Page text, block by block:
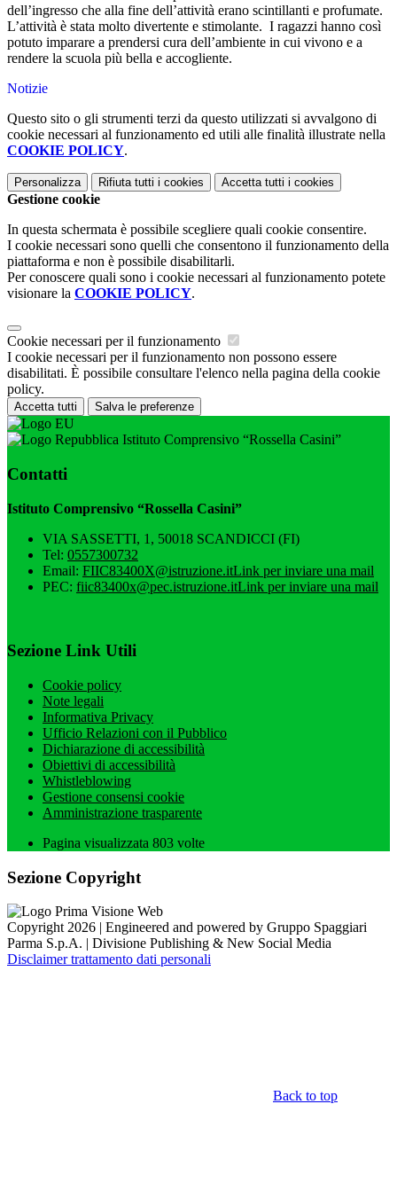
dell’ingresso che alla fine dell’attività erano scintillanti e profumate.
L’attività è stata molto divertente e stimolante. I ragazzi hanno così
potuto imparare a prendersi cura dell’ambiente in cui vivono e a
rendere la scuola più bella e accogliente.
Notizie
Questo sito o gli strumenti terzi da questo utilizzati si avvalgono di
cookie necessari al funzionamento ed utili alle finalità illustrate nella
COOKIE POLICY.
Personalizza Rifiuta tutti i cookies Accetta tutti i cookies
Gestione cookie
In questa schermata è possibile scegliere quali cookie consentire.
I cookie necessari sono quelli che consentono il funzionamento della
piattaforma e non è possibile disabilitarli.
Per conoscere quali sono i cookie necessari al funzionamento potete
visionare la COOKIE POLICY.
Cookie necessari per il funzionamento
I cookie necessari per il funzionamento non possono essere
disabilitati. È possibile consultare l'elenco nella pagina della cookie
policy.
Accetta tutti Salva le preferenze
Istituto Comprensivo “Rossella Casini”
Contatti
Istituto Comprensivo “Rossella Casini”
VIA SASSETTI, 1, 50018 SCANDICCI (FI)
Tel: 0557300732
Email: FIIC83400X@istruzione.itLink per inviare una mail
PEC: fiic83400x@pec.istruzione.itLink per inviare una mail
Sezione Link Utili
Cookie policy
Note legali
Informativa Privacy
Ufficio Relazioni con il Pubblico
Dichiarazione di accessibilità
Obiettivi di accessibilità
Whistleblowing
Gestione consensi cookie
Amministrazione trasparente
Pagina visualizzata 803 volte
Sezione Copyright
Copyright 2026 | Engineered and powered by Gruppo Spaggiari
Parma S.p.A. | Divisione Publishing & New Social Media
Disclaimer trattamento dati personali
Back to top